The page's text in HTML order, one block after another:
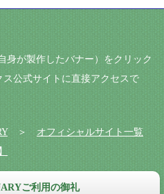
身が製作したバナー）をクリック
公式サイトに直接アクセスで
＞ オフィシャルサイト一覧
ご利用の御礼